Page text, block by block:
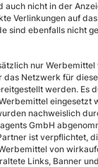
auch nicht in der
Verlinkungen auf
sind ebenfalls nicht
nur
das Netzwerk für diese
werden. Es
eingesetzt
nachweislich
GmbH
ist verpflichtet,
von
Links, Banner und